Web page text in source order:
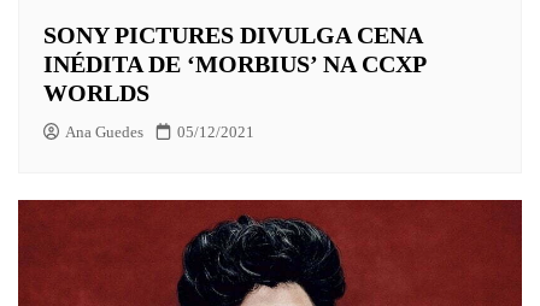
SONY PICTURES DIVULGA CENA
INÉDITA DE ‘MORBIUS’ NA CCXP
WORLDS
Ana Guedes 05/12/2021